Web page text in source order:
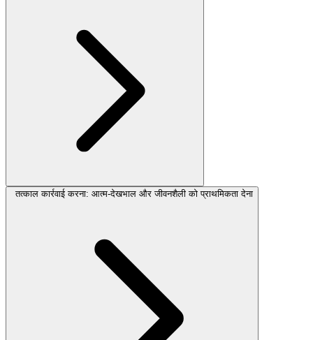
तत्काल कार्रवाई करना: आत्म-देखभाल और जीवनशैली को प्राथमिकता देना